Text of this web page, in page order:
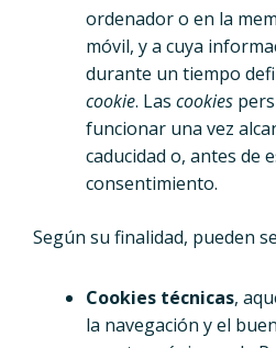
ordenador o en la
móvil, y a cuya
durante un tiempo
cookie. Las cookies
funcionar una vez
caducidad o, antes de
consentimiento.
Según su finalidad, pueden
Cookies técnicas,
la navegación y el